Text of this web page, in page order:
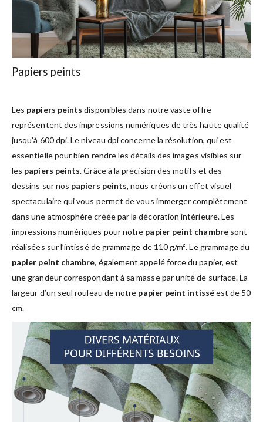
Papiers peints
Les papiers peints disponibles dans notre vaste offre
représentent des impressions numériques de très haute qualité
jusqu’à 600 dpi. Le niveau dpi concerne la résolution, qui est
essentielle pour bien rendre les détails des images visibles sur
les papiers peints. Grâce à la précision des motifs et des
dessins sur nos papiers peints, nous créons un effet visuel
spectaculaire qui vous permet de vous immerger complètement
dans une atmosphère créée par la décoration intérieure. Les
impressions numériques pour notre papier peint chambresont
réalisées sur l’intissé de grammage de 110 g/m². Le grammage du
papier peint chambre, également appelé force du papier, est
une grandeur correspondant à sa masse par unité de surface. La
largeur d’un seul rouleau de notre papier peint intisséest de 50
cm.